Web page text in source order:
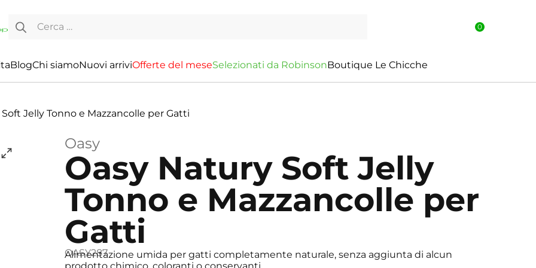
Ricerca per:
0
BlogChi siamoNuovi arriviOfferte del meseSelezionati da RobinsonBoutique Le Chicche
Jelly Tonno e Mazzancolle per Gatti
Oasy
Oasy Natury Soft Jelly
Tonno e Mazzancolle per
Gatti
OASY287
Alimentazione umida per gatti completamente naturale, senza aggiunta di alcun